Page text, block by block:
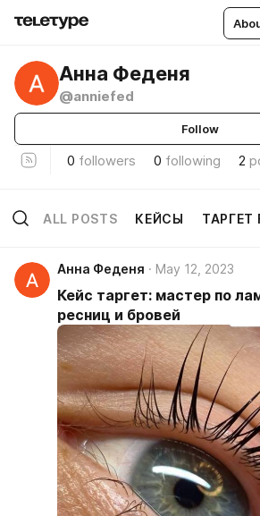
Анна Феденя
@anniefed
Follow
0 followers 0 following 2
ALL POSTS КЕЙСЫ ТАРГЕТ
Анна Феденя May 12, 2023
Кейс таргет: мастер по
ресниц и бровей